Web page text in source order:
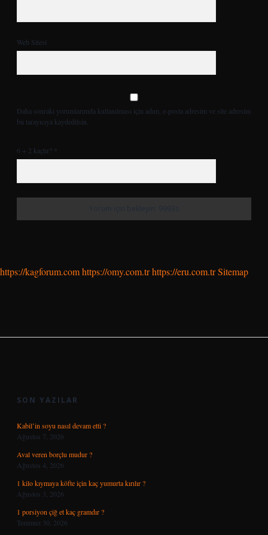
Web Sitesi
Daha sonraki yorumlarımda kullanılması için adım, e-posta adresim ve site adresim
bu tarayıcıya kaydedilsin.
6 + 2 kaçtır? *
https://kagforum.comhttps://omy.com.trhttps://eru.com.trSitemap
SON YAZILAR
Kabil’in soyu nasıl devam etti ?
Ağustos 7, 2026
Aval veren borçlu mudur ?
Ağustos 4, 2026
1 kilo kıymaya köfte için kaç yumurta kırılır ?
Ağustos 3, 2026
1 porsiyon çiğ et kaç gramdır ?
Temmuz 30, 2026